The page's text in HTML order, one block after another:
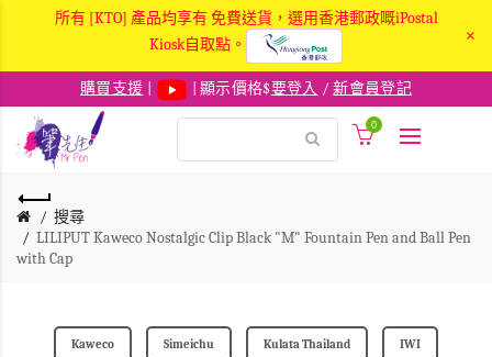
所有 [KTO] 產品均享有 免費送貨，選用香港郵政嘅iPostal
Kiosk自取點。
×
購買支援 | 顯示價格$要登入 /新會員登記
0
搜尋
LILIPUT Kaweco Nostalgic Clip Black "M" Fountain Pen and Ball Pen
with Cap
Kaweco Simeichu Kulata Thailand IWI